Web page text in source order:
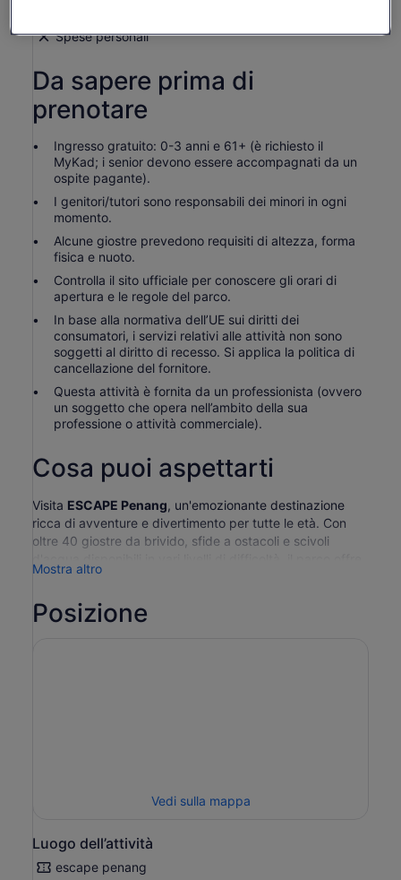
Spese personali
Da sapere prima di
prenotare
Ingresso gratuito: 0-3 anni e 61+ (è richiesto il
MyKad; i senior devono essere accompagnati da un
ospite pagante).
I genitori/tutori sono responsabili dei minori in ogni
momento.
Alcune giostre prevedono requisiti di altezza, forma
fisica e nuoto.
Controlla il sito ufficiale per conoscere gli orari di
apertura e le regole del parco.
In base alla normativa dell’UE sui diritti dei
consumatori, i servizi relativi alle attività non sono
soggetti al diritto di recesso. Si applica la politica di
cancellazione del fornitore.
Questa attività è fornita da un professionista (ovvero
un soggetto che opera nell’ambito della sua
professione o attività commerciale).
Cosa puoi aspettarti
Visita ESCAPE Penang, un'emozionante destinazione
ricca di avventure e divertimento per tutte le età. Con
oltre 40 giostre da brivido, sfide a ostacoli e scivoli
qualcosa per tutti nelle sue due zone principali.
Vai all'Escape Adventureplay per provare l'ebbrezza
dello ziplining, delle attività di arrampicata e dei percorsi
Mostra altro
Posizione
Vedi sulla mappa
Luogo dell’attività
escape penang